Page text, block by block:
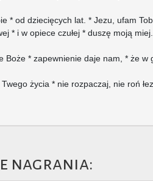
* od dziecięcych lat. * Jezu, ufam
* i w opiece czułej * duszę moją miej.
Boże * zapewnienie daje nam, * że
życia * nie rozpaczaj, nie roń
nagrania: